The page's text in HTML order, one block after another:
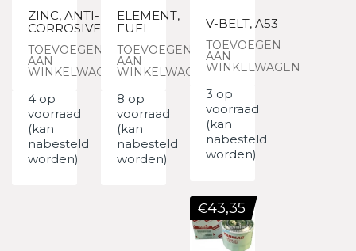
ZINC, ANTI-
CORROSIVE
TOEVOEGEN
AAN
WINKELWAGEN
4 op
voorraad
(kan
nabesteld
worden)
ELEMENT,
FUEL
TOEVOEGEN
AAN
WINKELWAGEN
8 op
voorraad
(kan
nabesteld
worden)
V-BELT, A53
TOEVOEGEN
AAN
WINKELWAGEN
3 op
voorraad
(kan
nabesteld
worden)
€43,35